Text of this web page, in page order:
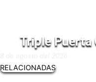
Triple Puerta
RELACIONADAS